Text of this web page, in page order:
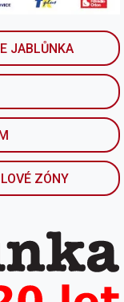
JABLŮNKA
ZÓNY